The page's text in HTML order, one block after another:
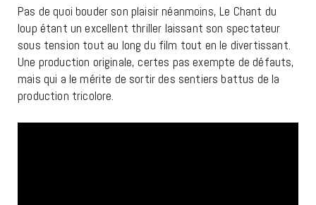
Pas de quoi bouder son plaisir néanmoins, Le Chant du
loup étant un excellent thriller laissant son spectateur
sous tension tout au long du film tout en le divertissant.
Une production originale, certes pas exempte de défauts,
mais qui a le mérite de sortir des sentiers battus de la
production tricolore.